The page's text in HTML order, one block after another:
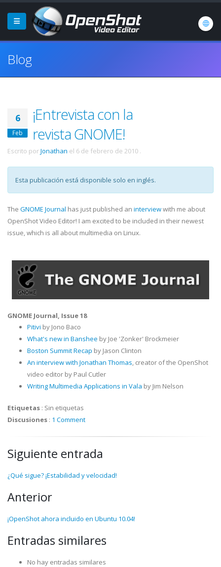
Blog
6
Feb
¡Entrevista con la
revista GNOME!
Escrito porJonathan el 6 de febrero de 2010 .
Esta publicación está disponible solo en inglés.
The GNOME Journal has just published an interviewwith me about
OpenShot Video Editor! I am excited to be included in their newest
issue, which is all about multimedia on Linux.
GNOME Journal, Issue 18
Pitivi by Jono Baco
What's newin Banshee by Joe 'Zonker' Brockmeier
Boston Summit Recap by Jason Clinton
An interview with Jonathan Thomas, creator of the OpenShot
video editor by Paul Cutler
Writing Multimedia Applications in Vala by Jim Nelson
Etiquetas : Sin etiquetas
Discusiones : 1 Comment
Siguiente entrada
¿Qué sigue? ¡Estabilidad y velocidad!
Anterior
¡OpenShot ahora incluido en Ubuntu 10.04!
Entradas similares
No hay entradas similares